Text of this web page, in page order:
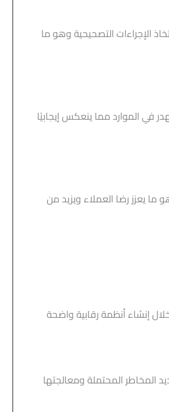
الإجراءات التصحيحية وهو ما
في الموارد مما ينعكس إيجابيًا
يعزز رضا العملاء ويزيد من
إنشاء أنظمة رقابية واضحة
المخاطر المحتملة ومعالجتها